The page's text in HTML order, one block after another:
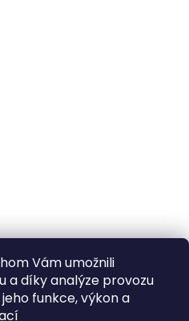
Vám umožnili
a díky analýze provozu
funkce, výkon a